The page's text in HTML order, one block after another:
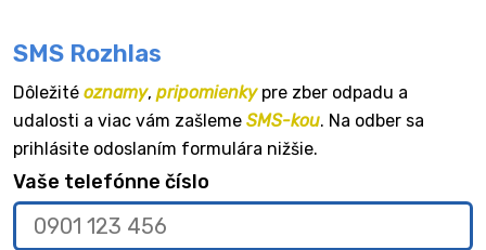
SMS Rozhlas
Dôležité oznamy, pripomienkypre zber odpadu a
udalosti a viac vám zašleme SMS-kou. Na odber sa
prihlásite odoslaním formulára nižšie.
Vaše telefónne číslo